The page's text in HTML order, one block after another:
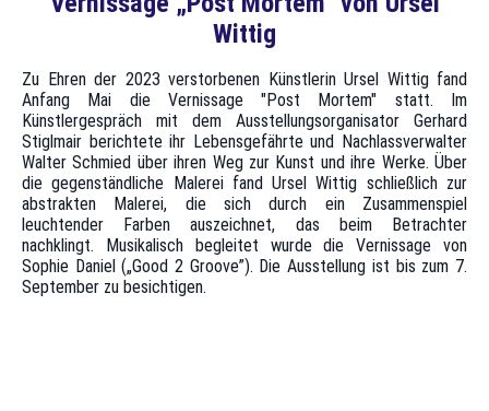
Wittig
Zu Ehren der 2023 verstorbenen Künstlerin Ursel Wittig fand
Anfang Mai die Vernissage "Post Mortem" statt. Im
Künstlergespräch mit dem Ausstellungsorganisator Gerhard
Stiglmair berichtete ihr Lebensgefährte und Nachlassverwalter
Walter Schmied über ihren Weg zur Kunst und ihre Werke. Über
die gegenständliche Malerei fand Ursel Wittig schließlich zur
abstrakten Malerei, die sich durch ein Zusammenspiel
leuchtender Farben auszeichnet, das beim Betrachter
nachklingt. Musikalisch begleitet wurde die Vernissage von
Sophie Daniel („Good 2 Groove”). Die Ausstellung ist bis zum 7.
September zu besichtigen.